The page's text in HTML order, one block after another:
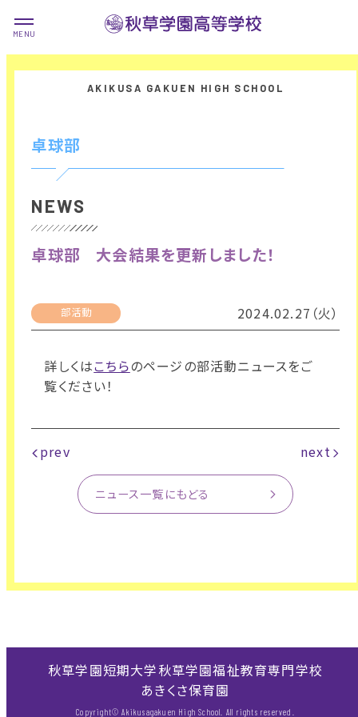
卓球部
NEWS
卓球部 大会結果を更新しました！
部活動 2024.02.27（火）
詳しくはこちらのページの部活動ニュースをご
覧ください！
prev next
ニュース一覧にもどる
秋草学園短期大学秋草学園福祉教育専門学校
あきくさ保育園
Copyright© Akikusagakuen High School. All rights reserved.